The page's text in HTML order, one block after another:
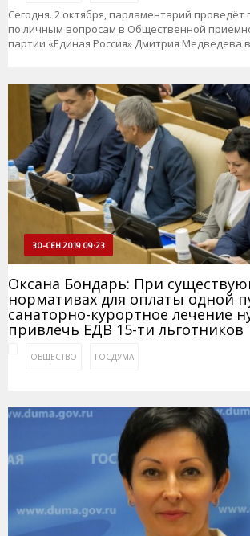
Сегодня. 2 октября, парламентарий
по личным вопросам в Общественной
партии «Единая Россия» Дмитрия Медведева
30-СЕН 2019 09:23
Оксана Бондарь: При
нормативах для оплаты одной
санаторно-курортное лечение
привлечь ЕДВ 15-ти льготников
ОБЩЕСТВО ГОСДУМА